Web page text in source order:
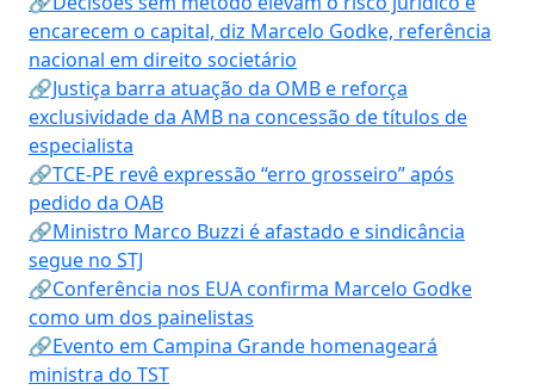
encarecem o capital, diz Marcelo Godke, referência
nacional em direito societário
🔗Justiça barra atuação da OMB e reforça
exclusividade da AMB na concessão de títulos de
especialista
🔗TCE-PE revê expressão “erro grosseiro” após
pedido da OAB
🔗Ministro Marco Buzzi é afastado e sindicância
segue no STJ
🔗Conferência nos EUA confirma Marcelo Godke
como um dos painelistas
🔗Evento em Campina Grande homenageará
ministra do TST